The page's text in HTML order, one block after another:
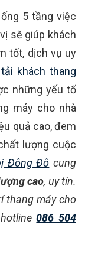
5 tầng việc
sẽ giúp khách
tốt, dịch vụ uy
khách thang
những yếu tố
máy cho nhà
quả cao, đem
lượng cuộc
Đông Đô cung
cao, uy tín.
thang máy cho
086 504